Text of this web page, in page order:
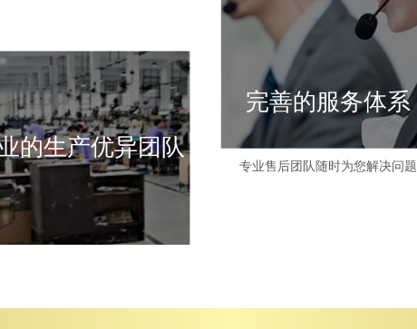
的生产优异团队
完善的服务体系
专业售后团队随时为您解决问题